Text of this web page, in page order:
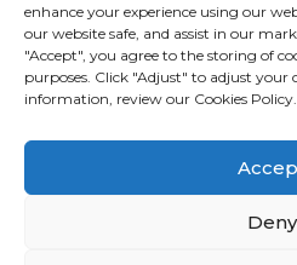
Adresse : Bâtiment F, Zone
District de Longhua, Shenzhen,
enhance your experience using our
our website safe, and assist in our
"Accept", you agree to the storing of
purposes. Click "Adjust" to adjust your
information, review our Cookies Policy.
Deny